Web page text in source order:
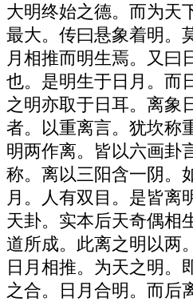
大明终始之德。而为天
最大。传曰悬象着明。
月相推而明生焉。又曰
也。是明生于日月。而
之明亦取于日耳。离象
者。以重离言。犹坎称
明两作离。皆以六画卦
称。离以三阳含一阴。
月。人有双目。是皆离
天卦。实本后天奇偶相
道所成。此离之明以两
日月相推。为天之明。
之合。日月合明。而后